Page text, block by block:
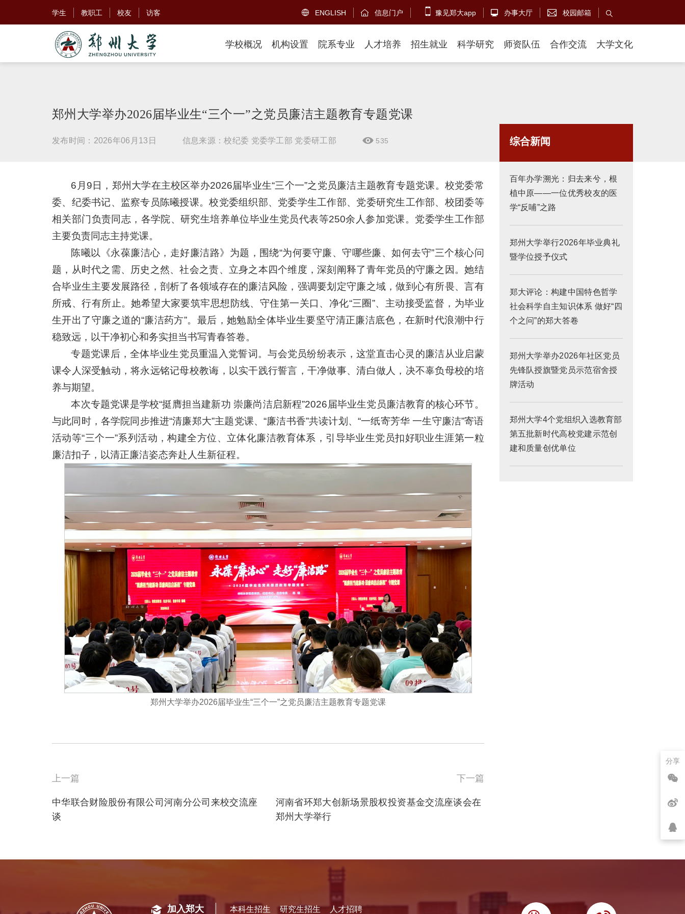
学生 教职工 校友 访客  ENGLISH  信息门户 豫见郑大app  办事大厅  校园邮箱 
学校概况 机构设置 院系专业 人才培养 招生就业 科学研究 师资队伍 合作交流 大学文化
郑州大学举办2026届毕业生“三个一”之党员廉洁主题教育专题党课
发布时间：2026年06月13日 信息来源：校纪委 党委学工部 党委研工部  535
6月9日，郑州大学在主校区举办2026届毕业生“三个一”之党员廉洁主题教育专题党课。校党委常
委、纪委书记、监察专员陈曦授课。校党委组织部、党委学生工作部、党委研究生工作部、校团委等
相关部门负责同志，各学院、研究生培养单位毕业生党员代表等250余人参加党课。党委学生工作部
主要负责同志主持党课。
陈曦以《永葆廉洁心，走好廉洁路》为题，围绕“为何要守廉、守哪些廉、如何去守”三个核心问
题，从时代之需、历史之然、社会之责、立身之本四个维度，深刻阐释了青年党员的守廉之因。她结
合毕业生主要发展路径，剖析了各领域存在的廉洁风险，强调要划定守廉之域，做到心有所畏、言有
所戒、行有所止。她希望大家要筑牢思想防线、守住第一关口、净化“三圈”、主动接受监督，为毕业
生开出了守廉之道的“廉洁药方”。最后，她勉励全体毕业生要坚守清正廉洁底色，在新时代浪潮中行
稳致远，以干净初心和务实担当书写青春答卷。
专题党课后，全体毕业生党员重温入党誓词。与会党员纷纷表示，这堂直击心灵的廉洁从业启蒙
课令人深受触动，将永远铭记母校教诲，以实干践行誓言，干净做事、清白做人，决不辜负母校的培
养与期望。
本次专题党课是学校“挺膺担当建新功 崇廉尚洁启新程”2026届毕业生党员廉洁教育的核心环节。
与此同时，各学院同步推进“清廉郑大”主题党课、“廉洁书香”共读计划、“一纸寄芳华 一生守廉洁”寄语
活动等“三个一”系列活动，构建全方位、立体化廉洁教育体系，引导毕业生党员扣好职业生涯第一粒
廉洁扣子，以清正廉洁姿态奔赴人生新征程。
郑州大学举办2026届毕业生“三个一”之党员廉洁主题教育专题党课
上一篇
中华联合财险股份有限公司河南分公司来校交流座
谈
下一篇
河南省环郑大创新场景股权投资基金交流座谈会在
郑州大学举行
综合新闻
百年办学溯光：归去来兮，根
植中原——一位优秀校友的医
学“反哺”之路
郑州大学举行2026年毕业典礼
暨学位授予仪式
郑大评论：构建中国特色哲学
社会科学自主知识体系 做好“四
个之问”的郑大答卷
郑州大学举办2026年社区党员
先锋队授旗暨党员示范宿舍授
牌活动
郑州大学4个党组织入选教育部
第五批新时代高校党建示范创
建和质量创优单位
加入郑大 本科生招生 研究生招生 人才招聘
分享